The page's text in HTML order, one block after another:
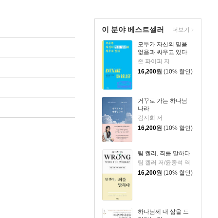
이 분야 베스트셀러
모두가 자신의 믿음
없음과 싸우고 있다
존 파이퍼 저
16,200원 (10% 할인)
거꾸로 가는 하나님
나라
김지희 저
16,200원 (10% 할인)
팀 켈러, 죄를 말하다
팀 켈러 저/윤종석 역
16,200원 (10% 할인)
하나님께 내 삶을 드
더보기